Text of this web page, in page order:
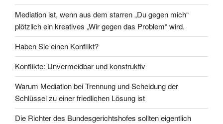
Mediation ist, wenn aus dem starren „Du gegen mich“
plötzlich ein kreatives „Wir gegen das Problem“ wird.
Haben Sie einen Konflikt?
Konflikte: Unvermeidbar und konstruktiv
Warum Mediation bei Trennung und Scheidung der
Schlüssel zu einer friedlichen Lösung ist
Die Richter des Bundesgerichtshofes sollten eigentlich